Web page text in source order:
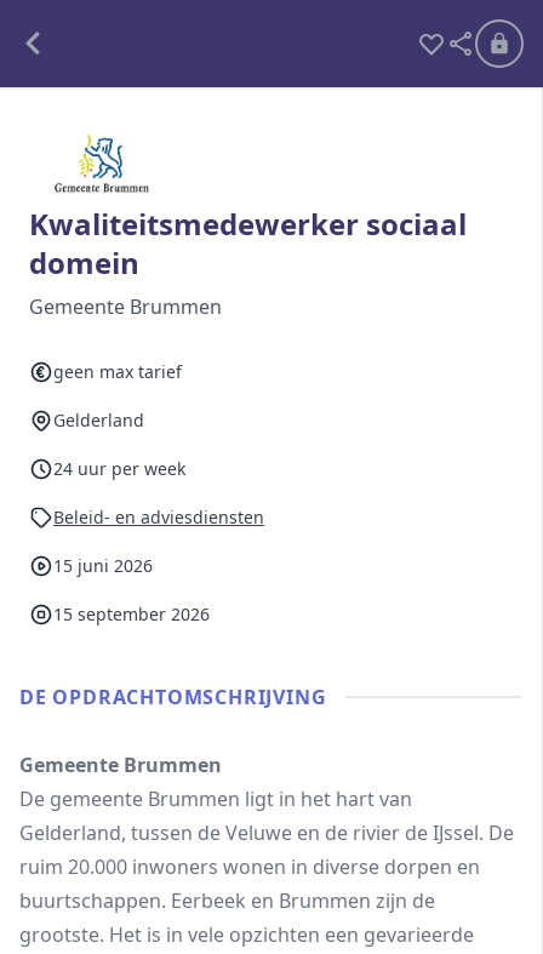
Freelance
Detachering
Interim opdrachten statistiek
Kwaliteitsmedewerker sociaal
domein
Gemeente Brummen
geen max tarief
Gelderland
24 uur per week
Beleid- en adviesdiensten
15 juni 2026
15 september 2026
DE OPDRACHT­OMSCHRIJVING
Gemeente Brummen
De gemeente Brummen ligt in het hart van
Gelderland, tussen de Veluwe en de rivier de IJssel. De
ruim 20.000 inwoners wonen in diverse dorpen en
buurtschappen. Eerbeek en Brummen zijn de
grootste. Het is in vele opzichten een gevarieerde